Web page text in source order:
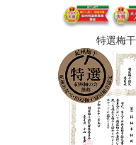
特選梅